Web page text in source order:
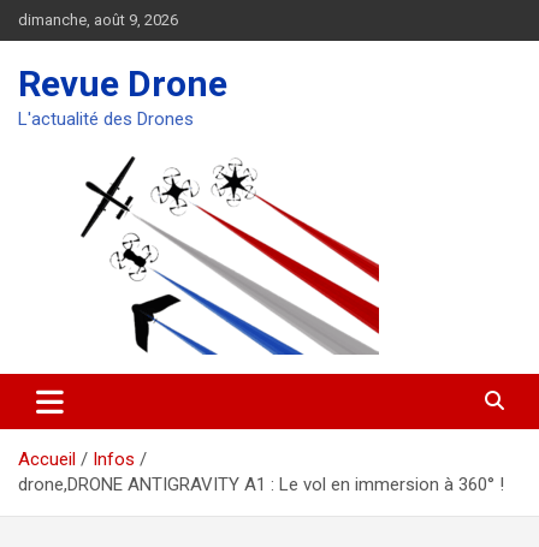
Aller
au
dimanche, août 9, 2026
Revue Drone
L'actualité des Drones
Accueil
Infos
drone,DRONE ANTIGRAVITY A1 : Le vol en immersion à 360° !